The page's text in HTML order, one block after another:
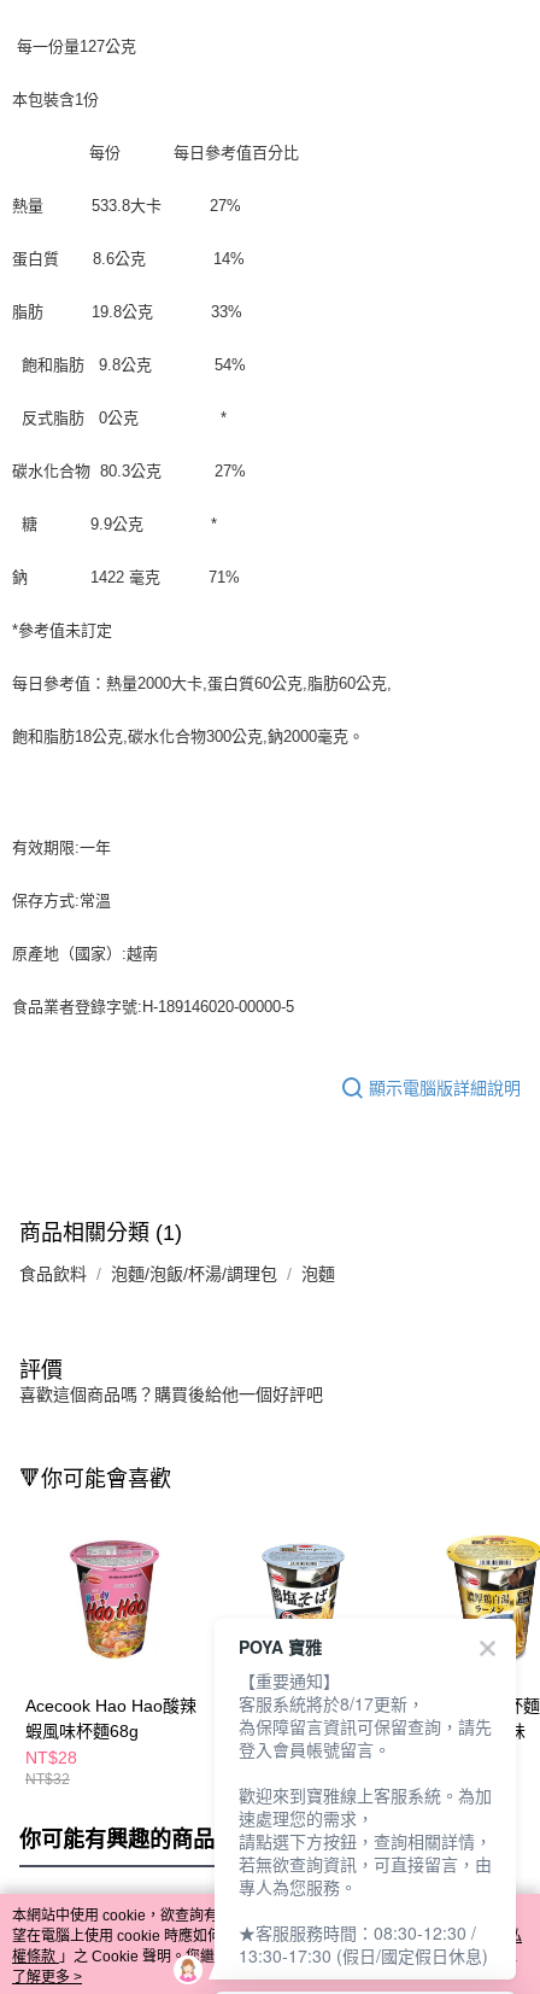
每一份量127公克
本包裝含1份
每份 每日參考值百分比
熱量 533.8大卡 27%
蛋白質 8.6公克 14%
脂肪 19.8公克 33%
飽和脂肪 9.8公克 54%
反式脂肪 0公克 *
碳水化合物 80.3公克 27%
糖 9.9公克 *
鈉 1422 毫克 71%
*參考值未訂定
每日參考值：熱量2000大卡,蛋白質60公克,脂肪60公克,
飽和脂肪18公克,碳水化合物300公克,鈉2000毫克。
有效期限:一年
保存方式:常溫
原產地（國家）:越南
食品業者登錄字號:H-189146020-00000-5
顯示電腦版詳細說明
商品相關分類 (1)
食品飲料 泡麵/泡飯/杯湯/調理包 泡麵
評價
喜歡這個商品嗎？購買後給他一個好評吧
🔻你可能會喜歡
Acecook Hao Hao酸辣
蝦風味杯麵68g
NT$28
NT$32
Acecook逸品杯麵70g-
鹽味雞湯風味
NT$32
Acecook逸品杯
濃厚雞白湯風味
你可能有興趣的商品 全站排行
熱門標籤
本網站中使用 cookie，欲查詢有關本網站使用 cookie 方式之詳情，及若您不希
望在電腦上使用 cookie 時應如何變更電腦的 cookie 設定，請參閱本網站「
隱私
權條款 」之 Cookie 聲明。您繼續使用本網站即表示您同意本公司得按本網站使
用條款之 Cookie 聲明使用 cookie。
了解更多 >
POYA 寶雅
【重要通知】
客服系統將於8/17更新，
為保障留言資訊可保留查詢，請先
登入會員帳號留言。
歡迎來到寶雅線上客服系統。為加
速處理您的需求，
請點選下方按鈕，查詢相關詳情，
若無欲查詢資訊，可直接留言，由
專人為您服務。
★客服服務時間：08:30-12:30 /
13:30-17:30 (假日/國定假日休息)